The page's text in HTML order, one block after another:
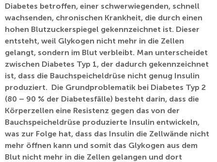
Diabetes betroffen, einer schwerwiegenden, schnell
wachsenden, chronischen Krankheit, die durch einen
hohen Blutzuckerspiegel gekennzeichnet ist. Dieser
entsteht, weil Glykogen nicht mehr in die Zellen
gelangt, sondern im Blut verbleibt. Man unterscheidet
zwischen Diabetes Typ 1, der dadurch gekennzeichnet
ist, dass die Bauchspeicheldrüse nicht genug Insulin
produziert. Die Grundproblematik bei Diabetes Typ 2
(80 – 90 % der Diabetesfälle) besteht darin, dass die
Körperzellen eine Resistenz gegen das von der
Bauchspeicheldrüse produzierte Insulin entwickeln,
was zur Folge hat, dass das Insulin die Zellwände nicht
mehr öffnen kann und somit das Glykogen aus dem
Blut nicht mehr in die Zellen gelangen und dort